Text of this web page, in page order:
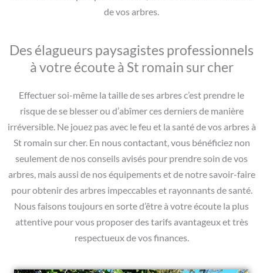
de vos arbres.
Des élagueurs paysagistes professionnels
à votre écoute à St romain sur cher
Effectuer soi-même la taille de ses arbres c’est prendre le
risque de se blesser ou d’abîmer ces derniers de manière
irréversible. Ne jouez pas avec le feu et la santé de vos arbres à
St romain sur cher. En nous contactant, vous bénéficiez non
seulement de nos conseils avisés pour prendre soin de vos
arbres, mais aussi de nos équipements et de notre savoir-faire
pour obtenir des arbres impeccables et rayonnants de santé.
Nous faisons toujours en sorte d’être à votre écoute la plus
attentive pour vous proposer des tarifs avantageux et très
respectueux de vos finances.